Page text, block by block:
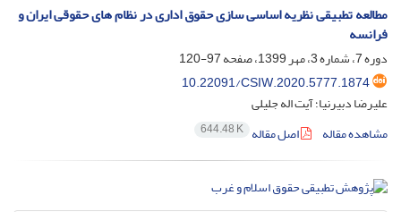
مطالعه تطبیقی نظریه اساسی سازی حقوق اداری در نظام های حقوقی ایران و
فرانسه
دوره 7، شماره 3، مهر 1399، صفحه
97-120
10.22091/CSIW.2020.5777.1874
علیرضا دبیرنیا؛ آیت اله جلیلی
مشاهده مقاله
اصل مقاله 644.48 K